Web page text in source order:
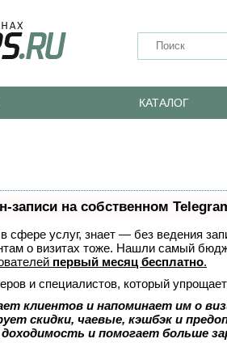
КАТАЛОГ
записи на собственном
в сфере услуг, знает — без ведения
о визитах тоже. Нашли самый
первый месяц бесплатно.
и специалистов, который
клиентов и напоминает им о
скидки, чаевые, кэшбэк и
и помогает больше